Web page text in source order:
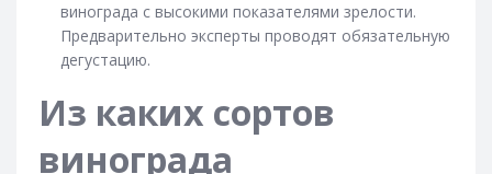
винограда с высокими показателями зрелости.
Предварительно эксперты проводят обязательную
дегустацию.
Из каких сортов
винограда